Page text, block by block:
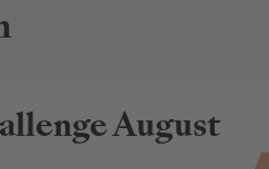
August